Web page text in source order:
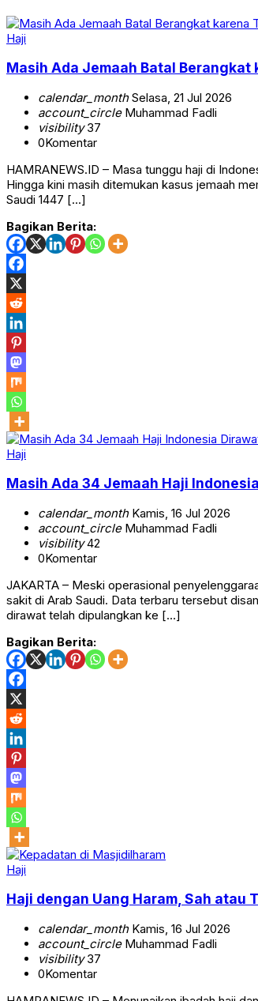
Haji
Masih Ada Jemaah Batal Berangkat
calendar_monthSelasa, 21 Jul 2026
account_circleMuhammad Fadli
visibility37
0Komentar
HAMRANEWS.ID – Masa tunggu haji di
Hingga kini masih ditemukan kasus jemaah
Saudi 1447 […]
Bagikan Berita:
Haji
Masih Ada 34 Jemaah Haji
calendar_monthKamis, 16 Jul 2026
account_circleMuhammad Fadli
visibility42
0Komentar
JAKARTA – Meski operasional
sakit di Arab Saudi. Data terbaru tersebut
dirawat telah dipulangkan ke […]
Bagikan Berita:
Haji
Haji dengan Uang Haram, Sah atau
calendar_monthKamis, 16 Jul 2026
account_circleMuhammad Fadli
visibility37
0Komentar